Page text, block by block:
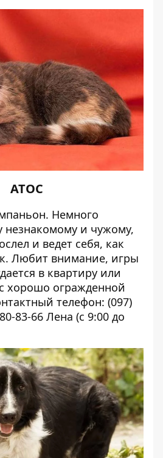
АТОС
Немного
незнакомому и чужому,
и ведет себя, как
Любит внимание, игры
в квартиру или
хорошо огражденной
телефон: (097)
83-66 Лена (с 9:00 до